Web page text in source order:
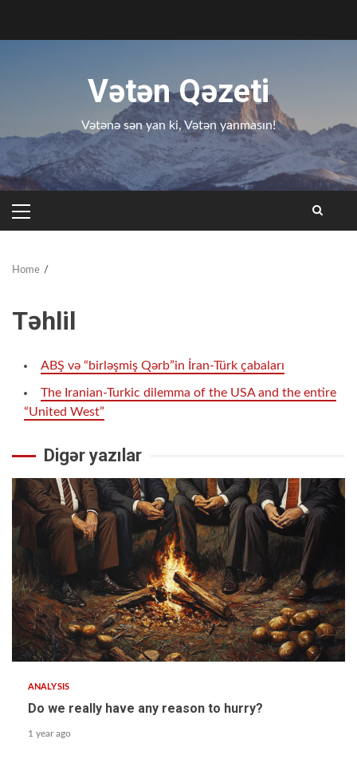
Vətən Qəzeti
Vətənə sən yan ki, Vətən yanmasın!
PRIMARY
MENU
Home
Təhlil
ABŞ və “birləşmiş Qərb”in İran-Türk çabaları
The Iranian-Turkic dilemma of the USA and the entire
“United West”
Digər yazılar
ANALYSIS
Do we really have any reason to hurry?
1 year ago